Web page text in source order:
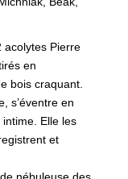
Pierre
en
bois craquant.
s’éventre en
intime. Elle les
et